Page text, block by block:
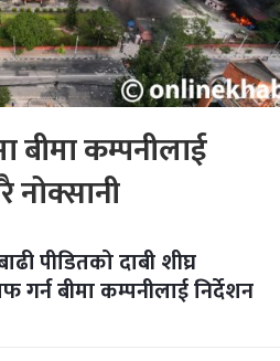
कम्पनीलाई
नोक्सानी
पीडितको दाबी शीघ्र
गर्न बीमा कम्पनीलाई निर्देशन